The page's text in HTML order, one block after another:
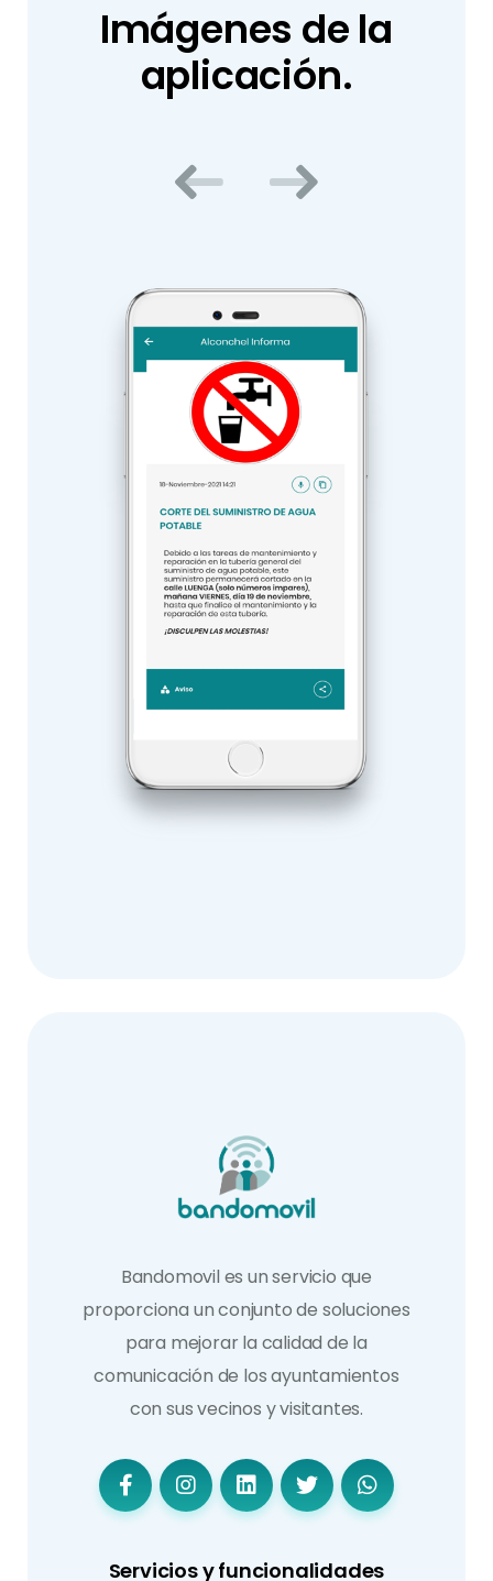
Imágenes de la
aplicación.
Bandomovil es un servicio que
proporciona un conjunto de soluciones
para mejorar la calidad de la
comunicación de los ayuntamientos
con sus vecinos y visitantes.
Servicios y funcionalidades